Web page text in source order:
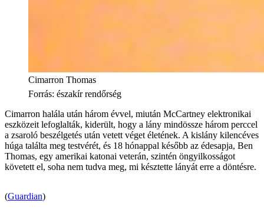
Cimarron Thomas
Forrás: északír rendőrség
Cimarron halála után három évvel, miután McCartney elektronikai
eszközeit lefoglalták, kiderült, hogy a lány mindössze három perccel
a zsaroló beszélgetés után vetett véget életének. A kislány kilencéves
húga találta meg testvérét, és 18 hónappal később az édesapja, Ben
Thomas, egy amerikai katonai veterán, szintén öngyilkosságot
követett el, soha nem tudva meg, mi késztette lányát erre a döntésre.
(Guardian)